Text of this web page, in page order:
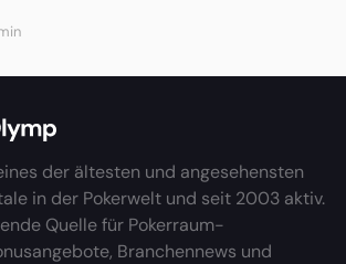
der ältesten und angesehensten
in der Pokerwelt und seit 2003 aktiv.
Quelle für Pokerraum-
Branchennews und